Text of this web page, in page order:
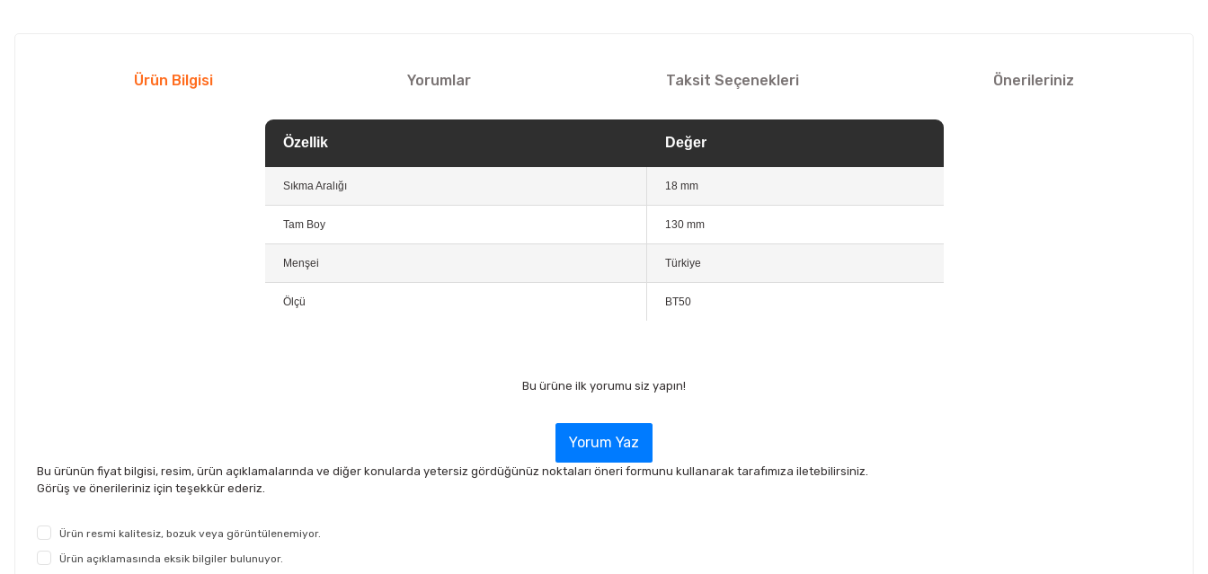
Ürün Bilgisi Yorumlar Taksit Seçenekleri Önerileriniz
Özellik Değer
Sıkma Aralığı 18 mm
Tam Boy 130 mm
Menşei Türkiye
Ölçü BT50
Bu ürüne ilk yorumu siz yapın!
Yorum Yaz
Bu ürünün fiyat bilgisi, resim, ürün açıklamalarında ve diğer konularda yetersiz gördüğünüz noktaları öneri formunu kullanarak tarafımıza iletebilirsiniz.
Görüş ve önerileriniz için teşekkür ederiz.
Ürün resmi kalitesiz, bozuk veya görüntülenemiyor.
Ürün açıklamasında eksik bilgiler bulunuyor.